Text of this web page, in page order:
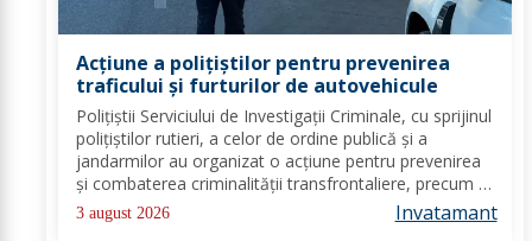
Acțiune a polițiștilor pentru prevenirea
traficului și furturilor de autovehicule
Polițiștii Serviciului de Investigații Criminale, cu sprijinul
polițiștilor rutieri, a celor de ordine publică și a
jandarmilor au organizat o acțiune pentru prevenirea
și combaterea criminalității transfrontaliere, precum și
pentru combaterea traficului și furturilor de
autovehicule, pe raza...
3 august 2026 Invatamant